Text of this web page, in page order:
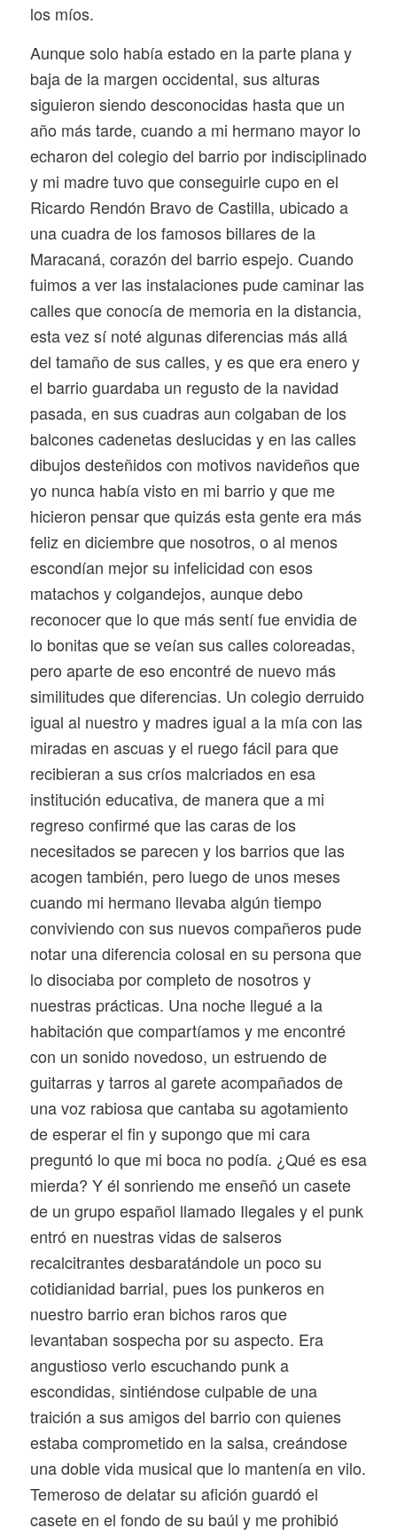
los míos.
Aunque solo había estado en la parte plana y
baja de la margen occidental, sus alturas
siguieron siendo desconocidas hasta que un
año más tarde, cuando a mi hermano mayor lo
echaron del colegio del barrio por indisciplinado
y mi madre tuvo que conseguirle cupo en el
Ricardo Rendón Bravo de Castilla, ubicado a
una cuadra de los famosos billares de la
Maracaná, corazón del barrio espejo. Cuando
fuimos a ver las instalaciones pude caminar las
calles que conocía de memoria en la distancia,
esta vez sí noté algunas diferencias más allá
del tamaño de sus calles, y es que era enero y
el barrio guardaba un regusto de la navidad
pasada, en sus cuadras aun colgaban de los
balcones cadenetas deslucidas y en las calles
dibujos desteñidos con motivos navideños que
yo nunca había visto en mi barrio y que me
hicieron pensar que quizás esta gente era más
feliz en diciembre que nosotros, o al menos
escondían mejor su infelicidad con esos
matachos y colgandejos, aunque debo
reconocer que lo que más sentí fue envidia de
lo bonitas que se veían sus calles coloreadas,
pero aparte de eso encontré de nuevo más
similitudes que diferencias. Un colegio derruido
igual al nuestro y madres igual a la mía con las
miradas en ascuas y el ruego fácil para que
recibieran a sus críos malcriados en esa
institución educativa, de manera que a mi
regreso confirmé que las caras de los
necesitados se parecen y los barrios que las
acogen también, pero luego de unos meses
cuando mi hermano llevaba algún tiempo
conviviendo con sus nuevos compañeros pude
notar una diferencia colosal en su persona que
lo disociaba por completo de nosotros y
nuestras prácticas. Una noche llegué a la
habitación que compartíamos y me encontré
con un sonido novedoso, un estruendo de
guitarras y tarros al garete acompañados de
una voz rabiosa que cantaba su agotamiento
de esperar el fin y supongo que mi cara
preguntó lo que mi boca no podía. ¿Qué es esa
mierda? Y él sonriendo me enseñó un casete
de un grupo español llamado Ilegales y el punk
entró en nuestras vidas de salseros
recalcitrantes desbaratándole un poco su
cotidianidad barrial, pues los punkeros en
nuestro barrio eran bichos raros que
levantaban sospecha por su aspecto. Era
angustioso verlo escuchando punk a
escondidas, sintiéndose culpable de una
traición a sus amigos del barrio con quienes
estaba comprometido en la salsa, creándose
una doble vida musical que lo mantenía en vilo.
Temeroso de delatar su afición guardó el
casete en el fondo de su baúl y me prohibió